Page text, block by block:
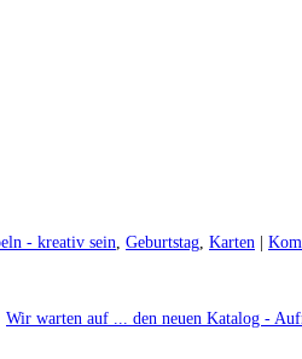
- kreativ sein Geburtstag Karten |
Wir warten auf ... den neuen Katalog -